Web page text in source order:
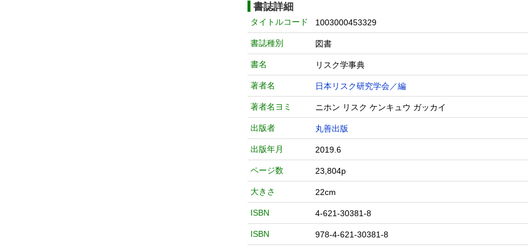
書誌詳細
タイトルコード 1003000453329
書誌種別 図書
書名 リスク学事典
著者名 日本リスク研究学会／編
著者名ヨミ ニホン リスク ケンキュウ ガッカイ
出版者 丸善出版
出版年月 2019.6
ページ数 23,804p
大きさ 22cm
ISBN 4-621-30381-8
ISBN 978-4-621-30381-8